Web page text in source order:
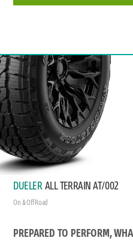
DUELER ALL TERRAIN AT/002
On & Off Road
PREPARED TO PERFORM,